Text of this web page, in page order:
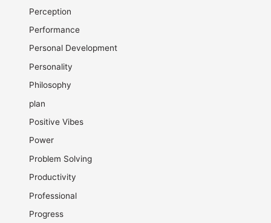
Perception
Performance
Personal Development
Personality
Philosophy
plan
Positive Vibes
Power
Problem Solving
Productivity
Professional
Progress